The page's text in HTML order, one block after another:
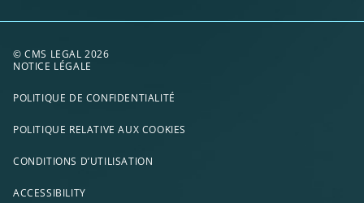
© CMS LEGAL 2026
NOTICE LÉGALE
POLITIQUE DE CONFIDENTIALITÉ
POLITIQUE RELATIVE AUX COOKIES
CONDITIONS D’UTILISATION
ACCESSIBILITY